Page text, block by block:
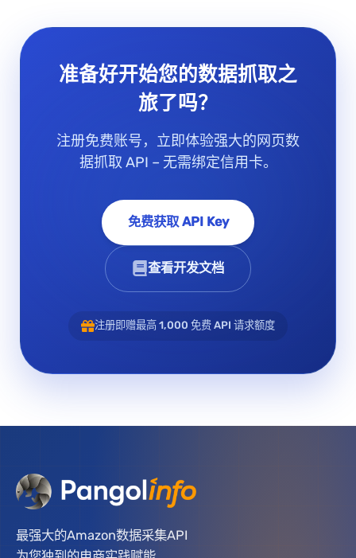
准备好开始您的数据抓取之
旅了吗？
注册免费账号，立即体验强大的网页数
据抓取 API – 无需绑定信用卡。
免费获取 API Key
查看开发文档
注册即赠最高 1,000 免费 API 请求额度
最强大的Amazon数据采集API